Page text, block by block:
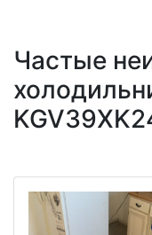
Частые